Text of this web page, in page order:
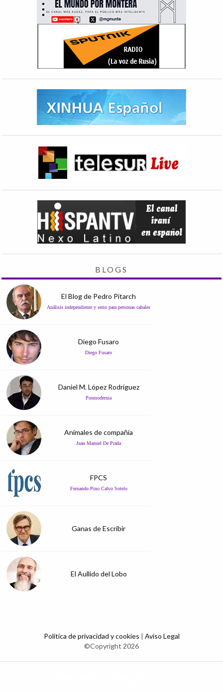
BLOGS
El Blog de Pedro Pitarch
Análisis independiente y serio para personas cabales
Diego Fusaro
Diego Fusaro
Daniel M. López Rodríguez
Posmodernia
Animales de compañía
Juan Manuel De Prada
FPCS
Fernando Pino Calvo Sotelo
Ganas de Escribir
El Aullido del Lobo
Política de privacidad y cookies | Aviso Legal
©Copyright 2026